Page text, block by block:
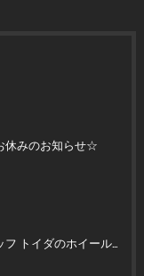
休みのお知らせ☆
【毎週月曜更新】スタッフ トイダのホイール紹介 9/13